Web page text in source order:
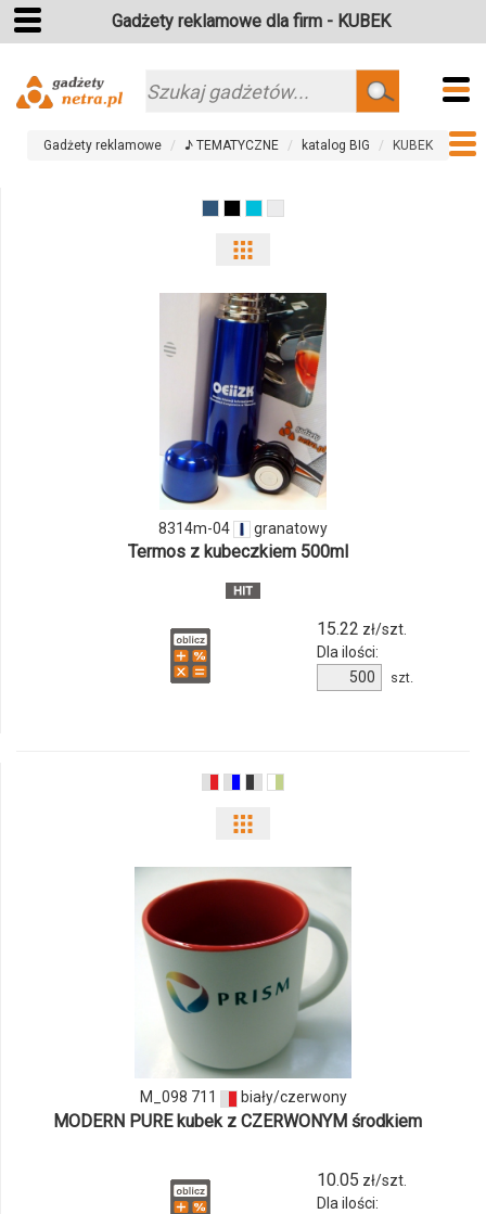
Gadżety reklamowe dla firm - KUBEK
Szukaj
Gadżety reklamowe ♪ TEMATYCZNE katalog BIG KUBEK
odmiany
ilości
produktu
8314m-
04
8314m-04 granatowy
Termos z kubeczkiem 500ml
15.22 zł/szt.
Dla ilości:
produktu
szt.
odmiany
ilości
produktu
M_098
711
M_098 711 biały/czerwony
MODERN PURE kubek z CZERWONYM środkiem
10.05 zł/szt.
Dla ilości: